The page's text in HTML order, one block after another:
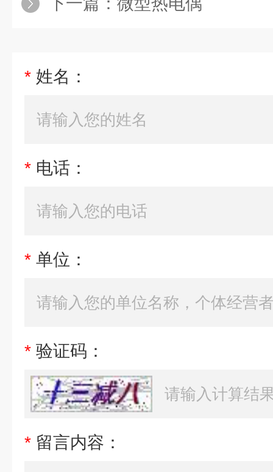
* 姓名：
* 电话：
* 单位：
* 验证码：
* 留言内容：